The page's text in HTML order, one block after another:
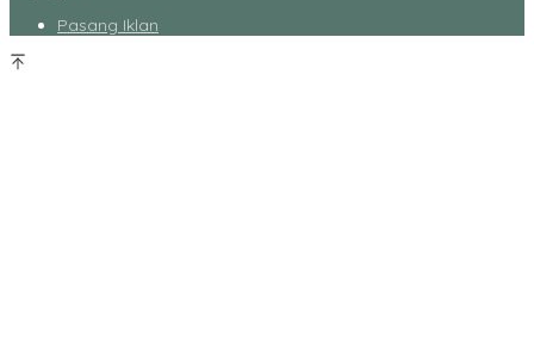
Pasang Iklan